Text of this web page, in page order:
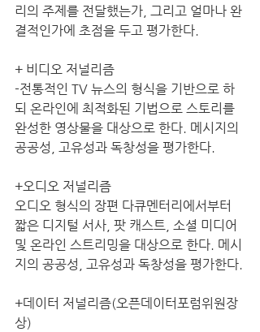
리의 주제를 전달했는가, 그리고 얼마나 완
결적인가에 초점을 두고 평가한다.
+ 비디오 저널리즘
-전통적인 TV 뉴스의 형식을 기반으로 하
되 온라인에 최적화된 기법으로 스토리를
완성한 영상물을 대상으로 한다. 메시지의
공공성, 고유성과 독창성을 평가한다.
+오디오 저널리즘
오디오 형식의 장편 다큐멘터리에서부터
짧은 디지털 서사, 팟 캐스트, 소셜 미디어
및 온라인 스트리밍을 대상으로 한다. 메시
지의 공공성, 고유성과 독창성을 평가한다.
+데이터 저널리즘(오픈데이터포럼위원장
상)